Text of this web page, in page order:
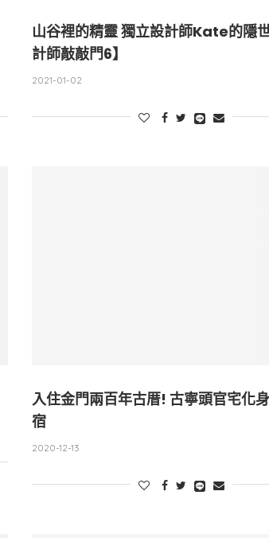
山谷裡的精靈 獨立設計師Kate的隱
計師敲敲門6】
2021-01-02
入住金門兩百年古厝! 古寧頭官宅化
宿
2020-12-13